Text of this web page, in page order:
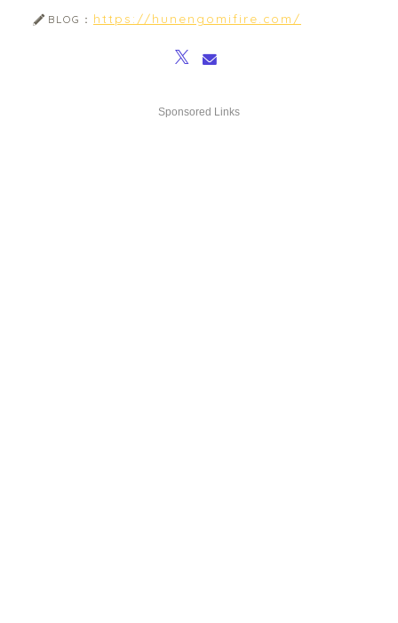
BLOG： https://hunengomifire.com/
Sponsored Links